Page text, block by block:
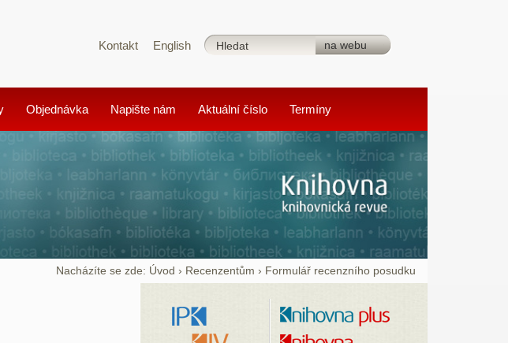
Kontakt English
Objednávka Napište nám Aktuální číslo Termíny
Nacházíte se zde: Úvod › Recenzentům › Formulář recenzního posudku